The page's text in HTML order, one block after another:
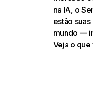
na IA, o
estão
mundo —
Veja o